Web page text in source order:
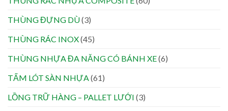
THÙNG ĐỰNG DÙ(3)
THÙNG RÁC INOX(45)
THÙNG NHỰA ĐA NĂNG CÓ BÁNH XE(6)
TẤM LÓT SÀN NHỰA(61)
LỒNG TRỮ HÀNG – PALLET LƯỚI (3)